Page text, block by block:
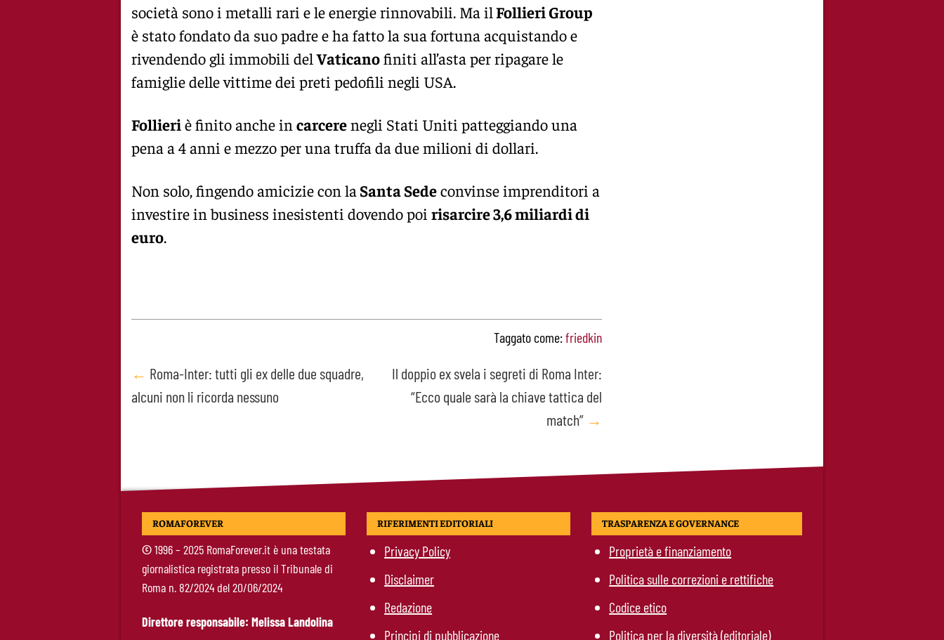
società sono i metalli rari e le energie rinnovabili. Ma ilFollieri Group
è stato fondato da suo padre e ha fatto la sua fortuna acquistando e
rivendendo gli immobili delVaticanofiniti all’asta per ripagare le
famiglie delle vittime dei preti pedofili negli USA.
Follieriè finito anche in carcerenegli Stati Uniti patteggiando una
pena a 4 anni e mezzo per una truffa da due milioni di dollari.
Non solo, fingendo amicizie con la Santa Sedeconvinse imprenditori a
investire in business inesistenti dovendo poi risarcire 3,6 miliardi di
euro.
Taggato come:friedkin
Post
navigation
← Roma-Inter: tutti gli ex delle due squadre,
alcuni non li ricorda nessuno
Il doppio ex svela i segreti di Roma Inter:
“Ecco quale sarà la chiave tattica del
match” →
ROMAFOREVER
©1996 – 2025 RomaForever.it è una testata
giornalistica registrata presso il Tribunale di
Roma n. 82/2024 del 20/06/2024
Direttore responsabile: Melissa Landolina
RIFERIMENTI EDITORIALI
Privacy Policy
Disclaimer
Redazione
Principi di pubblicazione
TRASPARENZA E GOVERNANCE
Proprietà e finanziamento
Politica sulle correzioni e rettifiche
Codice etico
Politica per la diversità (editoriale)